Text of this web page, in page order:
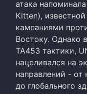
атака
Kitten),
кампаниями
Востоку. Однако
TA453 тактики,
нацеливался на
направлений - от
до глобального